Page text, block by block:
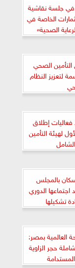
جلسة نقاشية
الخاصة في
الصحية»
التأمين الصحي
لتعزيز النظام
إطلاق
لهيئة التأمين
بالمجلس
اجتماعها الدوري
تشكيلها
بمصر:
حجر الزاوية